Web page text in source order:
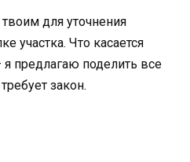
для уточнения
участка. Что касается
предлагаю поделить все
закон.